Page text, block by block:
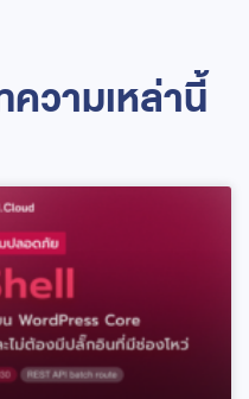
วามเหล่านี้